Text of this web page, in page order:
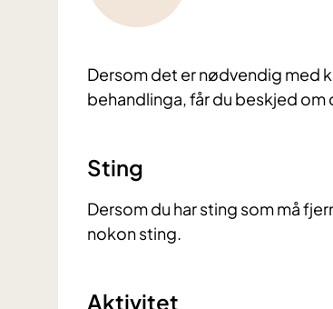
Dersom det er nødvendig med
behandlinga, får du beskjed om
Sting
Dersom du har sting som må
nokon sting.
Aktivitet